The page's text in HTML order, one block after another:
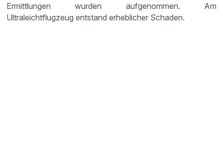
Ermittlungen wurden aufgenommen. Am
Ultraleichtflugzeug entstand erheblicher Schaden.